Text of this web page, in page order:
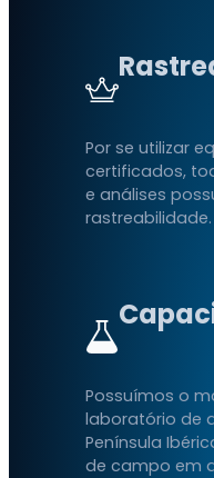
Por se utilizar
certificados,
e análises
rastreabilidade.
Possuímos o
laboratório de
Península
de campo em